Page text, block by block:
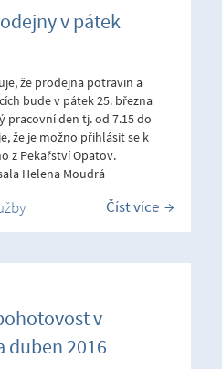
v pátek
že prodejna potravin a
bude v pátek 25. března
pracovní den tj. od 7.15 do
že je možno přihlásit se k
z Pekařství Opatov.
Helena Moudrá
Číst více
v
duben 2016